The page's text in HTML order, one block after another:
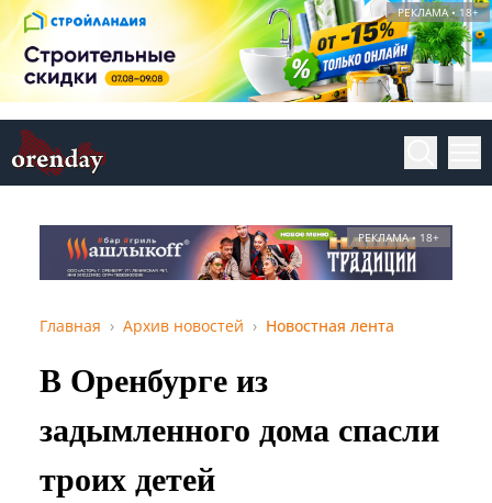
РЕКЛАМА • 18+
РЕКЛАМА • 18+
Главная Архив новостей Новостная лента
В Оренбурге из
задымленного дома спасли
троих детей